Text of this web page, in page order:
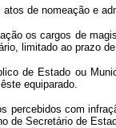
atos de nomeação e
os cargos de
limitado ao prazo
de Estado ou
equiparado.
percebidos com
de Secretário de